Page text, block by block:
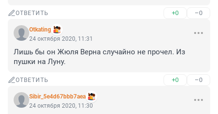
ОТВЕТИТЬ +0 –0
Otkating
24 октября 2020, 11:31
Лишь бы он Жюля Верна случайно не прочел. Из
пушки на Луну.
ОТВЕТИТЬ +0 –0
Sibir_5e4d67bbb7aea
24 октября 2020, 11:30